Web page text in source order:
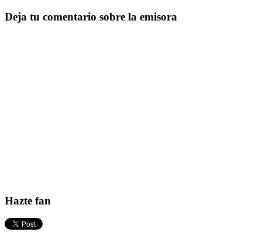
Deja tu comentario sobre la emisora
Hazte fan